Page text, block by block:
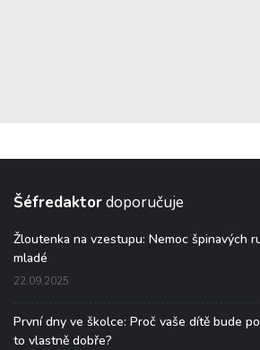
Šéfredaktordoporučuje
Žloutenka na vzestupu: Nemoc špinavých
mladé
22.09.2025
První dny ve školce: Proč vaše dítě bude
to vlastně dobře?